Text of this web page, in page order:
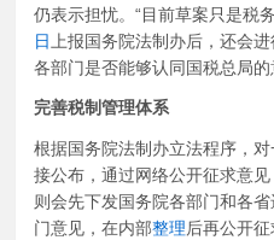
仍表示担忧。“目前草案只是税
日 上报国务院法制办后，还会
各部门是否能够认同国税总局
完善税制管理体系
根据国务院法制办立法程序，
接公布，通过网络公开征求意
则会先下发国务院各部门和各
门意见，在内部整理后再公开